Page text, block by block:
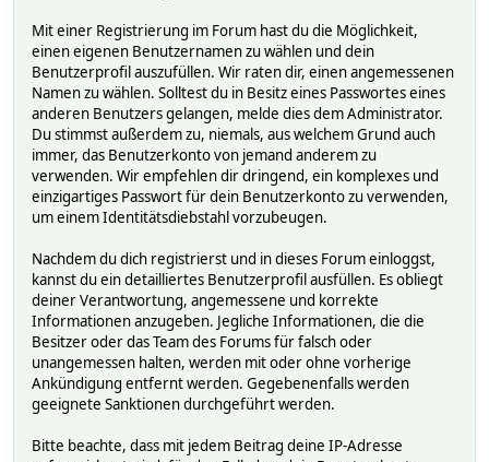
Mit einer Registrierung im Forum hast du die Möglichkeit,
einen eigenen Benutzernamen zu wählen und dein
Benutzerprofil auszufüllen. Wir raten dir, einen angemessenen
Namen zu wählen. Solltest du in Besitz eines Passwortes eines
anderen Benutzers gelangen, melde dies dem Administrator.
Du stimmst außerdem zu, niemals, aus welchem Grund auch
immer, das Benutzerkonto von jemand anderem zu
verwenden. Wir empfehlen dir dringend, ein komplexes und
einzigartiges Passwort für dein Benutzerkonto zu verwenden,
um einem Identitätsdiebstahl vorzubeugen.
Nachdem du dich registrierst und in dieses Forum einloggst,
kannst du ein detailliertes Benutzerprofil ausfüllen. Es obliegt
deiner Verantwortung, angemessene und korrekte
Informationen anzugeben. Jegliche Informationen, die die
Besitzer oder das Team des Forums für falsch oder
unangemessen halten, werden mit oder ohne vorherige
Ankündigung entfernt werden. Gegebenenfalls werden
geeignete Sanktionen durchgeführt werden.
Bitte beachte, dass mit jedem Beitrag deine IP-Adresse